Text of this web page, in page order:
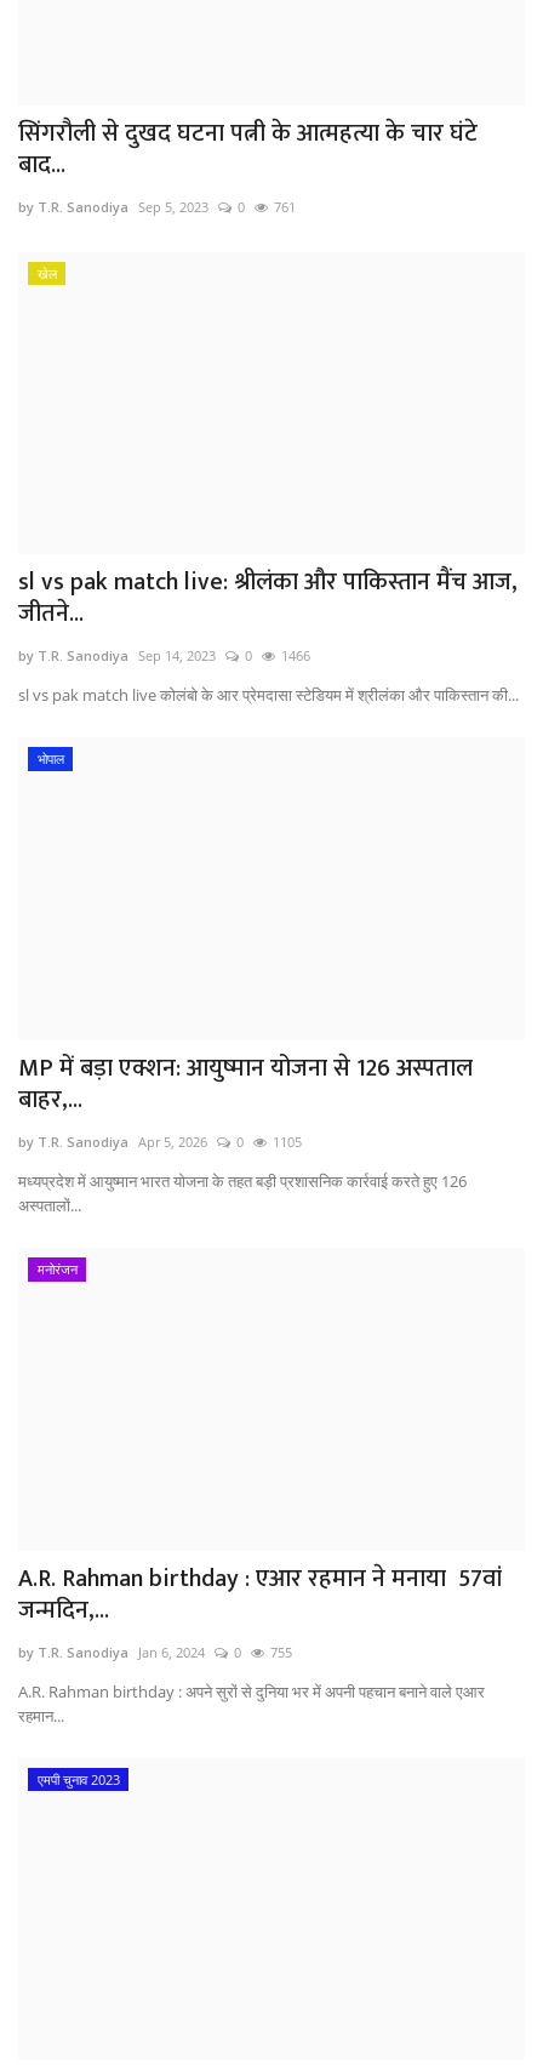
सिंगरौली से दुखद घटना पत्नी के आत्महत्या के चार घंटे
बाद...
by T.R. Sanodiya Sep 5, 2023 0 761
खेल
sl vs pak match live: श्रीलंका और पाकिस्तान मैंच आज,
जीतने...
by T.R. Sanodiya Sep 14, 2023 0 1466
sl vs pak match live कोलंबो के आर प्रेमदासा स्टेडियम में श्रीलंका और पाकिस्तान की...
भोपाल
MP में बड़ा एक्शन: आयुष्मान योजना से 126 अस्पताल
बाहर,...
by T.R. Sanodiya Apr 5, 2026 0 1105
मध्यप्रदेश में आयुष्मान भारत योजना के तहत बड़ी प्रशासनिक कार्रवाई करते हुए 126
अस्पतालों...
मनोरंजन
A.R. Rahman birthday : एआर रहमान ने मनाया 57वां
जन्मदिन,...
by T.R. Sanodiya Jan 6, 2024 0 755
A.R. Rahman birthday : अपने सुरों से दुनिया भर में अपनी पहचान बनाने वाले एआर
रहमान...
एमपी चुनाव 2023